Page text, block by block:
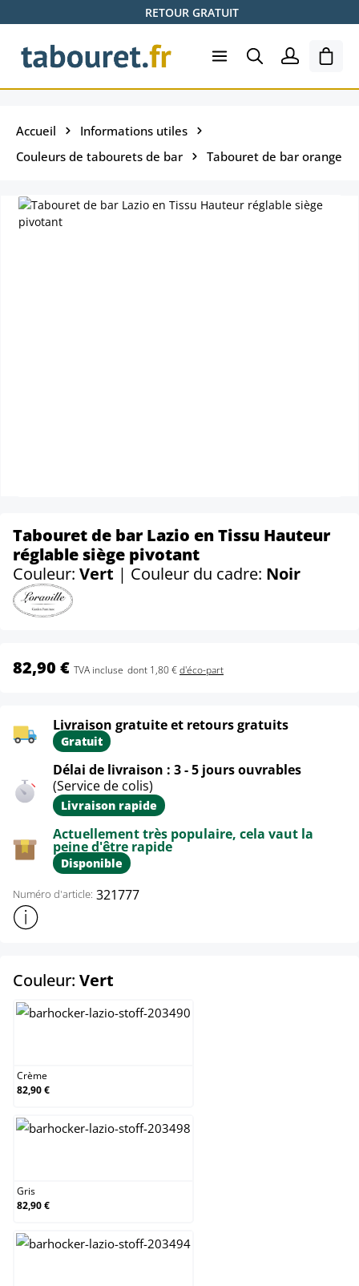
Passer au contenu principalRETOUR GRATUIT
Le
Accueil
Informations utiles
Couleurs de tabourets de bar
Tabouret de bar orange
Tabouret de bar Lazio en Tissu Hauteur
réglable siège pivotant
Couleur: Vert | Couleur du cadre: Noir
82,90 € TVA incluse dont 1,80 €d'éco-part
Livraison gratuite et retours gratuits
Gratuit
Délai de livraison : 3 - 5 jours ouvrables
(Service de colis)
Livraison rapide
Actuellement très populaire, cela vaut la
peine d'être rapide
Disponible
Numéro d'article: 321777
Afficher plus d'informations sur le produit
Couleur: Vert
Crème
82,90 €
Gris
82,90 €